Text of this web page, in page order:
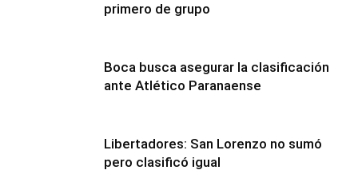
primero de grupo
Boca busca asegurar la clasificación
ante Atlético Paranaense
Libertadores: San Lorenzo no sumó
pero clasificó igual